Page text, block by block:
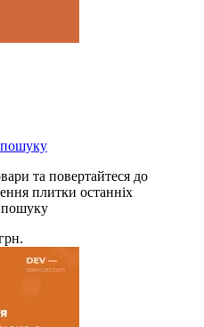
пошуку
та повертайтеся до
плитки останніх
пошуку